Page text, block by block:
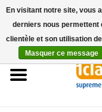
Accueil
En visitant notre site, vous
derniers nous permettent
clientèle et son utilisation
Masquer ce message